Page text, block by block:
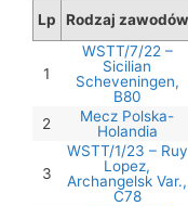
Lp Rodzaj zawodów
1
WSTT/7/22 –
Sicilian
Scheveningen,
B80
2
Mecz Polska-
Holandia
3
WSTT/1/23 – Ruy
Lopez,
Archangelsk Var.,
C78